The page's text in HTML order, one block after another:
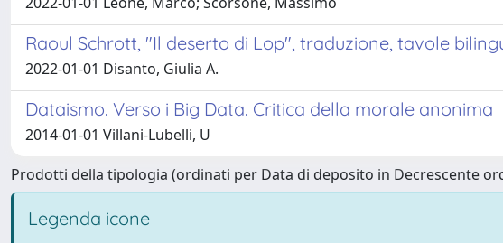
Raoul Schrott, "Il deserto di Lop", traduzione, tavole
2022-01-01 Disanto, Giulia A.
Dataismo. Verso i Big Data. Critica della morale anonima
2014-01-01 Villani-Lubelli, U
Prodotti della tipologia (ordinati per Data di deposito in Decrescente
Legenda icone